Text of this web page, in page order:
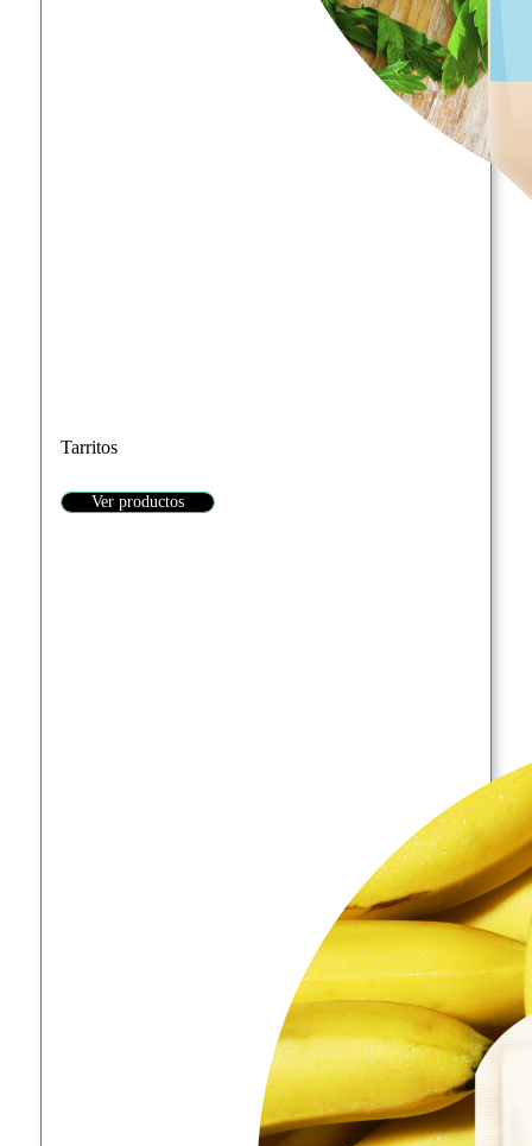
Tarritos
Ver productos